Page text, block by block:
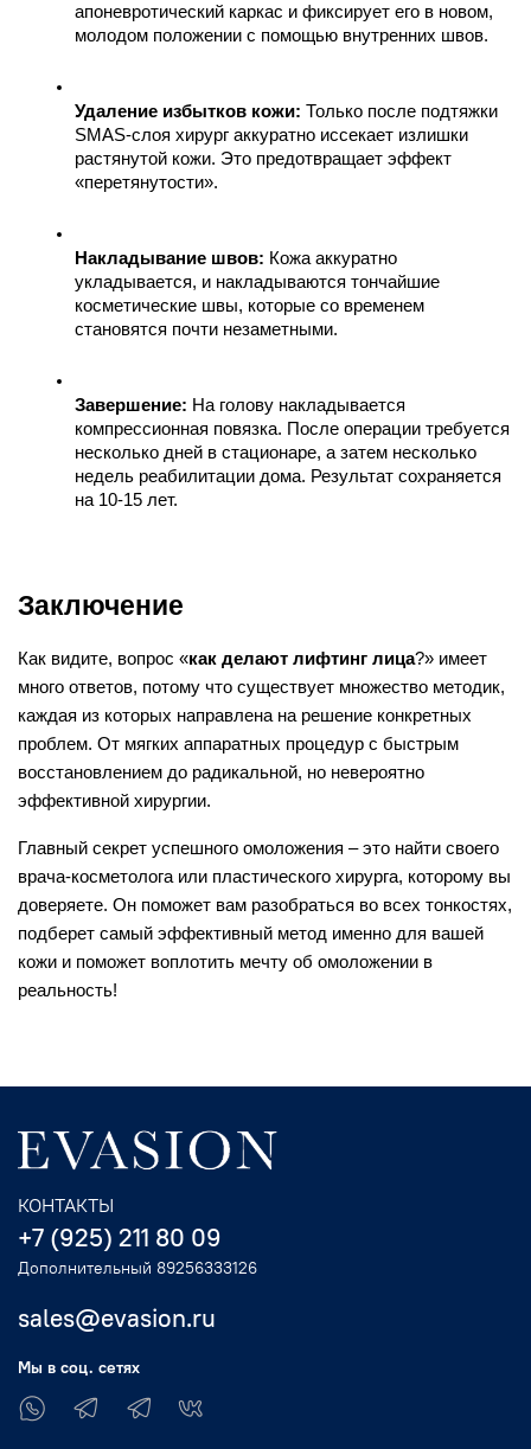
апоневротический каркас и фиксирует его в новом,
молодом положении с помощью внутренних швов.
Удаление избытков кожи: Только после подтяжки
SMAS-слоя хирург аккуратно иссекает излишки
растянутой кожи. Это предотвращает эффект
«перетянутости».
Накладывание швов: Кожа аккуратно
укладывается, и накладываются тончайшие
косметические швы, которые со временем
становятся почти незаметными.
Завершение: На голову накладывается
компрессионная повязка. После операции требуется
несколько дней в стационаре, а затем несколько
недель реабилитации дома. Результат сохраняется
на 10-15 лет.
Заключение
Как видите, вопрос «как делают лифтинг лица?» имеет
много ответов, потому что существует множество методик,
каждая из которых направлена на решение конкретных
проблем. От мягких аппаратных процедур с быстрым
восстановлением до радикальной, но невероятно
эффективной хирургии.
Главный секрет успешного омоложения – это найти своего
врача-косметолога или пластического хирурга, которому вы
доверяете. Он поможет вам разобраться во всех тонкостях,
подберет самый эффективный метод именно для вашей
кожи и поможет воплотить мечту об омоложении в
реальность!
КОНТАКТЫ
+7 (925) 211 80 09
Дополнительный 89256333126
sales@evasion.ru
Мы в соц. сетях